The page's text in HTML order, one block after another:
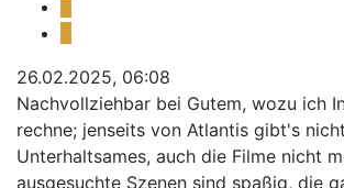
26.02.2025, 06:08
Nachvollziehbar bei Gutem, wozu ich
rechne; jenseits von Atlantis gibt's
Unterhaltsames, auch die Filme nicht
ausgesuchte Szenen sind spaßig, die